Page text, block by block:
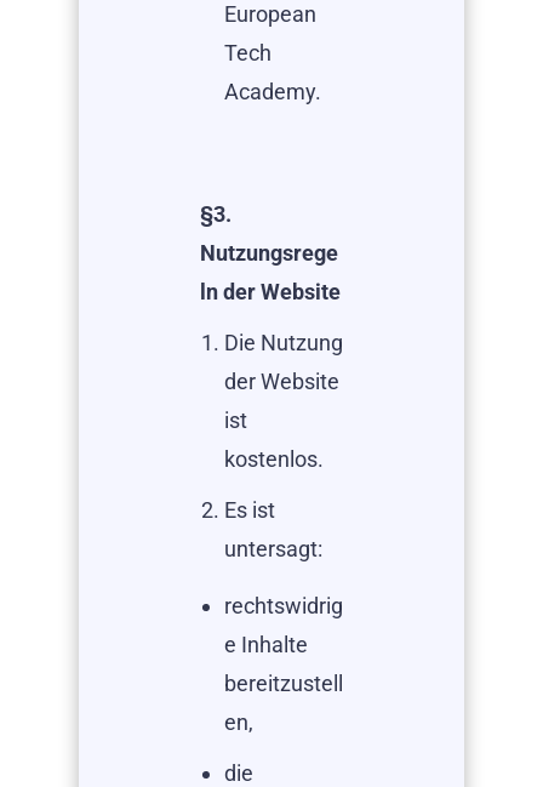
European
Tech
Academy.
§3.
Nutzungsrege
ln der Website
Die Nutzung
der Website
ist
kostenlos.
Es ist
untersagt:
rechtswidrig
e Inhalte
bereitzustell
en,
die